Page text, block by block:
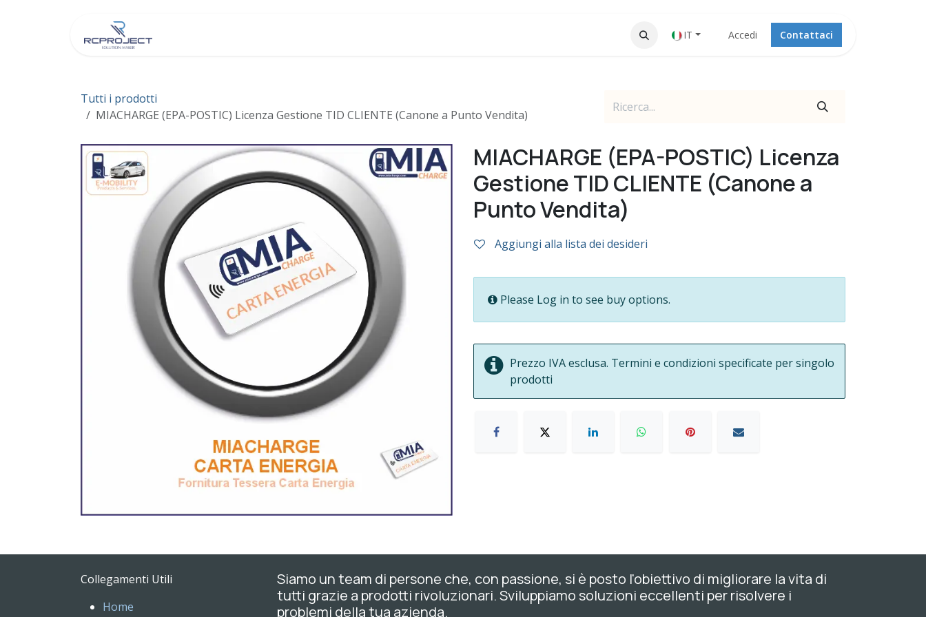
IT Accedi Contattaci
Tutti i prodotti
MIACHARGE (EPA-POSTIC) Licenza Gestione TID CLIENTE (Canone a Punto Vendita)
MIACHARGE (EPA-POSTIC) Licenza
Gestione TID CLIENTE (Canone a
Punto Vendita)
Aggiungi alla lista dei desideri
Please Log in to see buy options.
Prezzo IVA esclusa. Termini e condizioni specificate per singolo
prodotti
Collegamenti Utili
Home
Siamo un team di persone che, con passione, si è posto l'obiettivo di migliorare la vita di
tutti grazie a prodotti rivoluzionari. Sviluppiamo soluzioni eccellenti per risolvere i
problemi della tua azienda.